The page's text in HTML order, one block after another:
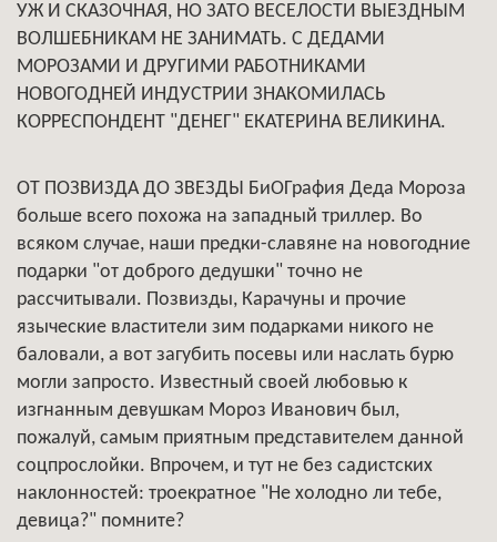
УЖ И СКАЗОЧНАЯ, НО ЗАТО ВЕСЕЛОСТИ ВЫЕЗДНЫМ
ВОЛШЕБНИКАМ НЕ ЗАНИМАТЬ. С ДЕДАМИ
МОРОЗАМИ И ДРУГИМИ РАБОТНИКАМИ
НОВОГОДНЕЙ ИНДУСТРИИ ЗНАКОМИЛАСЬ
КОРРЕСПОНДЕНТ "ДЕНЕГ" ЕКАТЕРИНА ВЕЛИКИНА.
ОТ ПОЗВИЗДА ДО ЗВЕЗДЫ БиОГрафия Деда Мороза
больше всего похожа на западный триллер. Во
всяком случае, наши предки-славяне на новогодние
подарки "от доброго дедушки" точно не
рассчитывали. Позвизды, Карачуны и прочие
языческие властители зим подарками никого не
баловали, а вот загубить посевы или наслать бурю
могли запросто. Известный своей любовью к
изгнанным девушкам Мороз Иванович был,
пожалуй, самым приятным представителем данной
соцпрослойки. Впрочем, и тут не без садистских
наклонностей: троекратное "Не холодно ли тебе,
девица?" помните?